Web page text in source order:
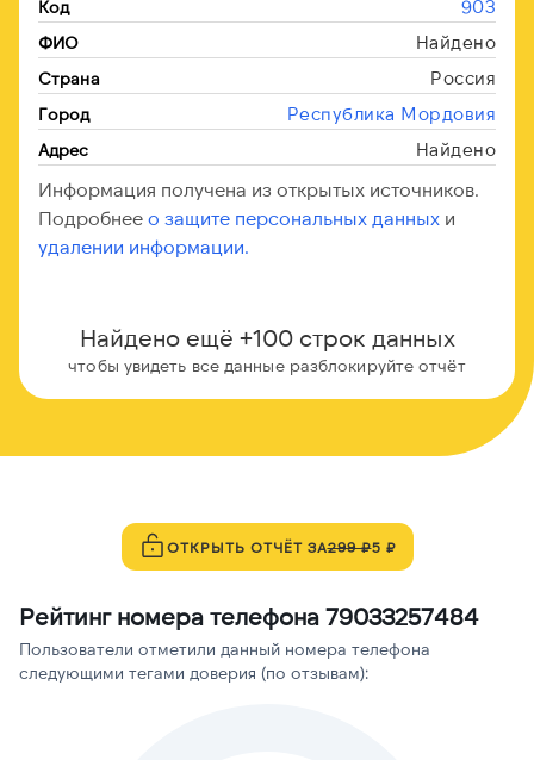
Код 903
ФИО Найдено
Страна Россия
Город Республика Мордовия
Адрес Найдено
Информация получена из открытых источников.
Подробнее о защите персональных данных и
удалении информации.
Найдено ещё +100 строк данных
чтобы увидеть все данные разблокируйте отчёт
ОТКРЫТЬ ОТЧЁТ ЗА299 ₽5 ₽
Рейтинг номера телефона 79033257484
Пользователи отметили данный номера телефона
следующими тегами доверия (по отзывам):